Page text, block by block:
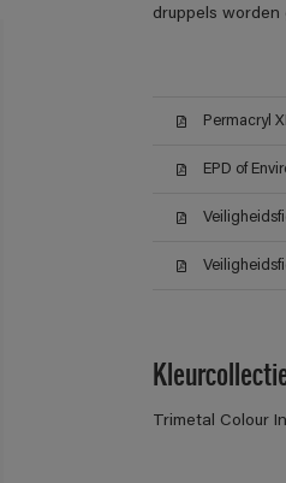
druppels worden
Permacryl
EPD of
Trimetal Colour